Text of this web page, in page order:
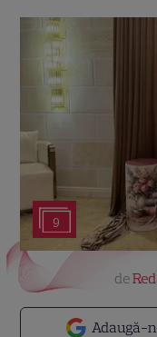
9
Adaugă-
de